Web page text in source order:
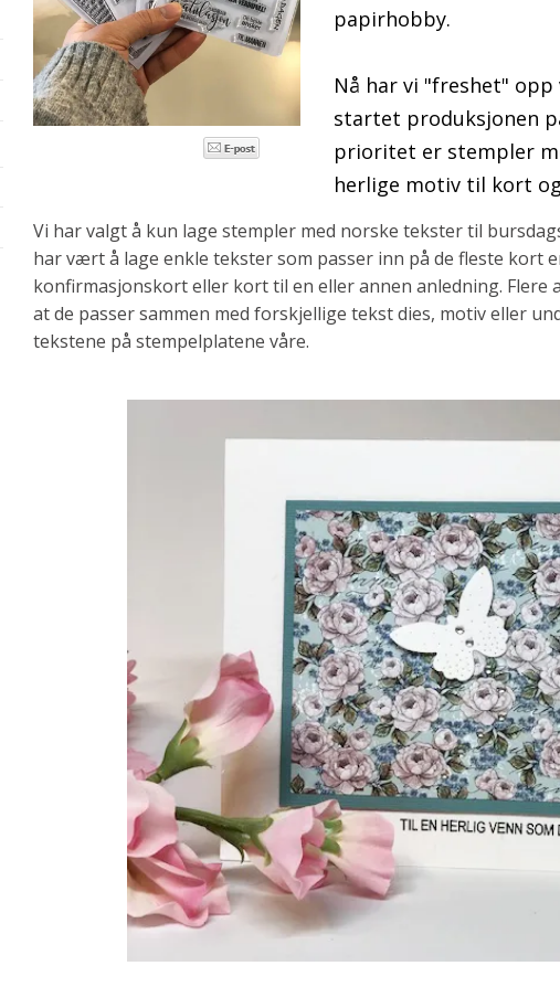
papirhobby.
Nå har vi "freshet"
startet produksjonen
prioritet er stempler
herlige motiv til kort
Vi har valgt å kun lage stempler med norske tekster til
har vært å lage enkle tekster som passer inn på de fleste kort
konfirmasjonskort eller kort til en eller annen anledning. Flere
at de passer sammen med forskjellige tekst dies, motiv eller
tekstene på stempelplatene våre.